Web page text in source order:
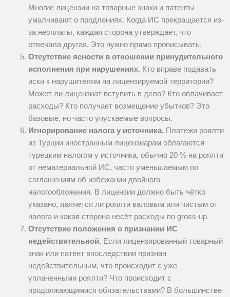
Многие лицензии на товарные знаки и патенты
умалчивают о продлениях. Когда ИС прекращается из-
за неоплаты, каждая сторона утверждает, что
отвечала другая. Это нужно прямо прописывать.
Отсутствие ясности в отношении принудительного
исполнения при нарушениях. Кто вправе подавать
иски к нарушителям на лицензируемой территории?
Может ли лицензиат вступить в дело? Кто оплачивает
расходы? Кто получает возмещение убытков? Это
базовые, но часто упускаемые вопросы.
Игнорирование налога у источника. Платежи роялти
из Турции иностранным лицензиарам облагаются
турецким налогом у источника, обычно 20 % на роялти
от нематериальной ИС, часто уменьшаемым по
соглашениям об избежании двойного
налогообложения. В лицензии должно быть чётко
указано, является ли роялти валовым или чистым от
налога и какая сторона несёт расходы по gross-up.
Отсутствие положения о признании ИС
недействительной. Если лицензированный товарный
знак или патент впоследствии признан
недействительным, что происходит с уже
уплаченными роялти? Что происходит с
продолжающимися обязательствами? В большинстве